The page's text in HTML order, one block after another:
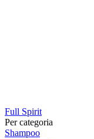
Full Spirit
Per categoria
Shampoo